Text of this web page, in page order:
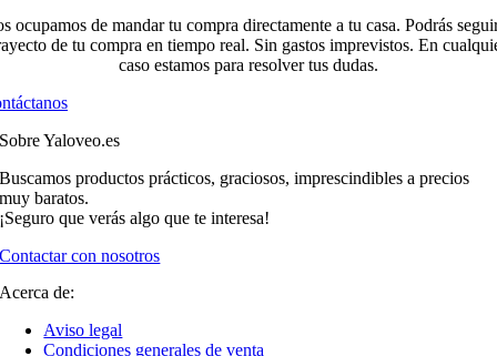
ocupamos de mandar tu compra directamente a tu casa. Podrás
de tu compra en tiempo real. Sin gastos imprevistos. En
caso estamos para resolver tus dudas.
Sobre Yaloveo.es
Buscamos productos prácticos, graciosos, imprescindibles a precios
muy baratos.
¡Seguro que verás algo que te interesa!
Contactar con nosotros
Acerca de:
Aviso legal
Condiciones generales de venta